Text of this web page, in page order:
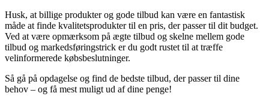
Husk, at billige produkter og gode tilbud kan være en fantastisk
måde at finde kvalitetsprodukter til en pris, der passer til dit budget.
Ved at være opmærksom på ægte tilbud og skelne mellem gode
tilbud og markedsføringstrick er du godt rustet til at træffe
velinformerede købsbeslutninger.
Så gå på opdagelse og find de bedste tilbud, der passer til dine
behov – og få mest muligt ud af dine penge!